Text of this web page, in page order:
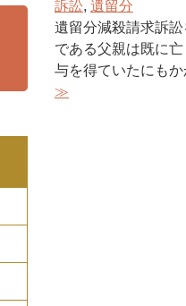
訴訟, 遺留分
遺留分減殺請求訴
である父親は既に
与を得ていたにも
≫